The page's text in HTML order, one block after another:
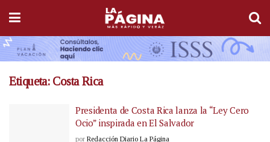
Etiqueta: Costa Rica
Presidenta de Costa Rica lanza la “Ley Cero
Ocio” inspirada en El Salvador
por Redacción Diario La Página